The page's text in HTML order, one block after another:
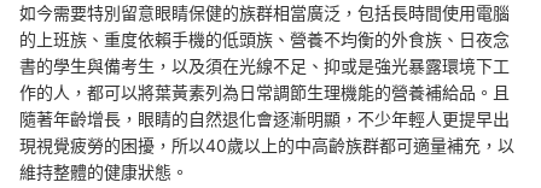
如今需要特別留意眼睛保健的族群相當廣泛，包括長時間使用電腦
的上班族、重度依賴手機的低頭族、營養不均衡的外食族、日夜念
書的學生與備考生，以及須在光線不足、抑或是強光暴露環境下工
作的人，都可以將葉黃素列為日常調節生理機能的營養補給品。且
隨著年齡增長，眼睛的自然退化會逐漸明顯，不少年輕人更提早出
現視覺疲勞的困擾，所以40歲以上的中高齡族群都可適量補充，以
維持整體的健康狀態。